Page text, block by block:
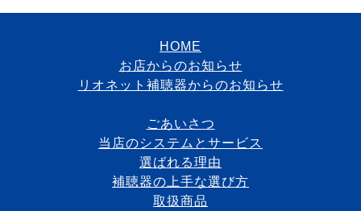
HOME
お店からのお知らせ
リオネット補聴器からのお知らせ
ごあいさつ
当店のシステムとサービス
選ばれる理由
補聴器の上手な選び方
取扱商品